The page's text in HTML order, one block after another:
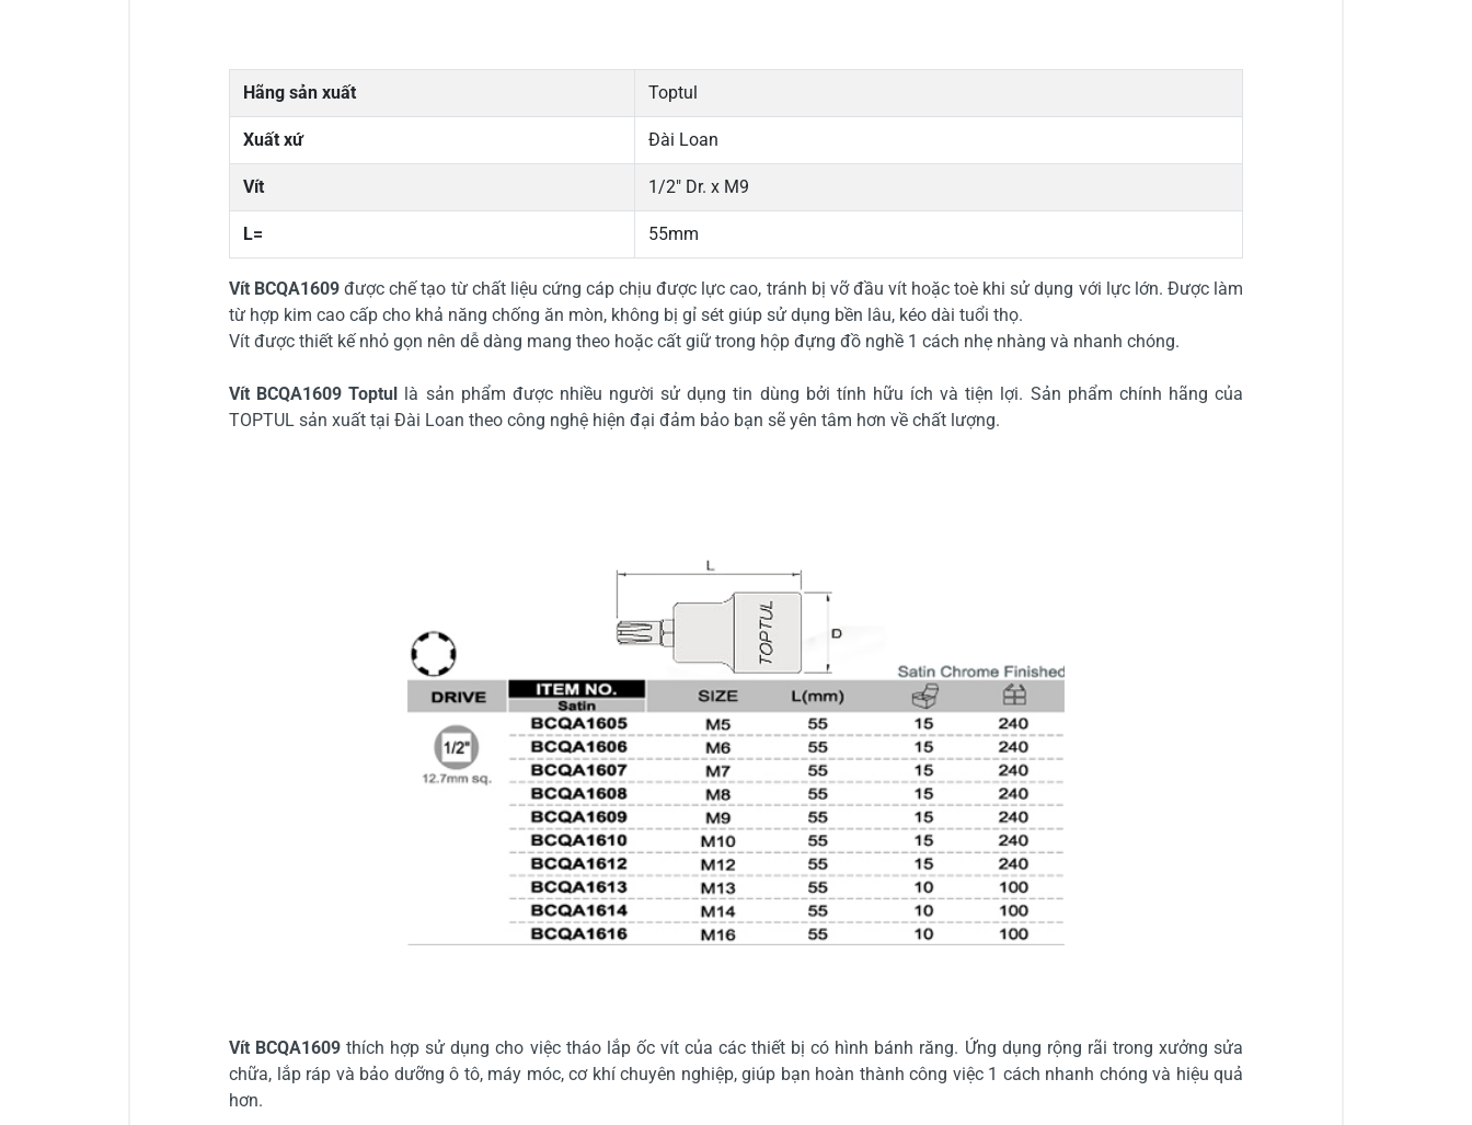
Hãng sản xuất Toptul
Xuất xứ Đài Loan
Vít 1/2" Dr. x M9
L= 55mm
Vít BCQA1609được chế tạo từ chất liệu cứng cáp chịu được lực cao, tránh bị vỡ đầu vít hoặc toè khi sử dụng với lực lớn. Được làm
từ hợp kim cao cấp cho khả năng chống ăn mòn, không bị gỉ sét giúp sử dụng bền lâu, kéo dài tuổi thọ.
Vít được thiết kế nhỏ gọn nên dễ dàng mang theo hoặc cất giữ trong hộp đựng đồ nghề 1 cách nhẹ nhàng và nhanh chóng.
Vít BCQA1609 Toptul là sản phẩm được nhiều người sử dụng tin dùng bởi tính hữu ích và tiện lợi. Sản phẩm chính hãng của
TOPTUL sản xuất tại Đài Loan theo công nghệ hiện đại đảm bảo bạn sẽ yên tâm hơn về chất lượng.
Vít BCQA1609thích hợp sử dụng cho việc tháo lắp ốc vít của các thiết bị có hình bánh răng. Ứng dụng rộng rãi trong xưởng sửa
chữa, lắp ráp và bảo dưỡng ô tô, máy móc, cơ khí chuyên nghiệp, giúp bạn hoàn thành công việc 1 cách nhanh chóng và hiệu quả
hơn.